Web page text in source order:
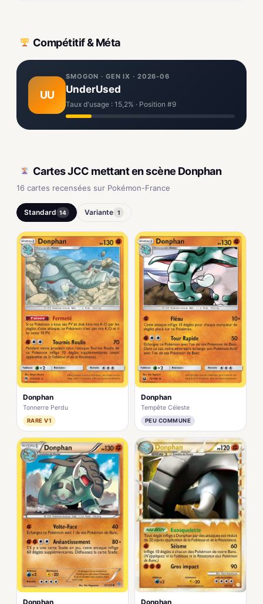
Compétitif & Méta
UU
SMOGON · GEN IX · 2026-06
UnderUsed
Taux d'usage : 15,2% · Position #9
Cartes JCC mettant en scène Donphan
16 cartes recensées sur Pokémon-France
Standard 14 Variante 1
Donphan
Tonnerre Perdu
RARE V1
Donphan
Tempête Céleste
PEU COMMUNE
Donphan Donphan